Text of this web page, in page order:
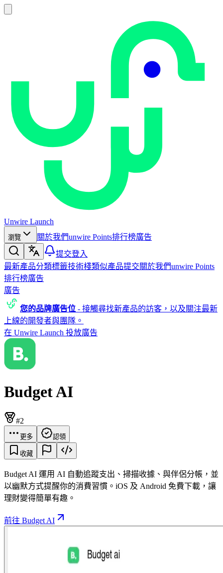
Unwire Launch
瀏覽 關於我們unwire Points排行榜廣告
提交登入
最新產品分類標籤技術棧類似產品提交關於我們unwire Points
排行榜廣告
廣告
您的品牌廣告位 - 接觸尋找新產品的訪客，以及關注最新
上線的開發者與團隊。
在 Unwire Launch 投放廣告
Budget AI
#2
更多 認領
收藏
Budget AI 運用 AI 自動追蹤支出、掃描收據、與伴侶分帳，並
以幽默方式提醒你的消費習慣。iOS 及 Android 免費下載，讓
理財變得簡單有趣。
前往 Budget AI